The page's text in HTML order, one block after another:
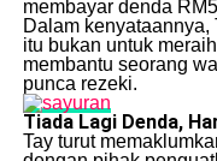
membayar denda
Dalam
itu bukan untuk
membantu seorang
punca rezeki.
Tiada Lagi Denda,
Tay turut